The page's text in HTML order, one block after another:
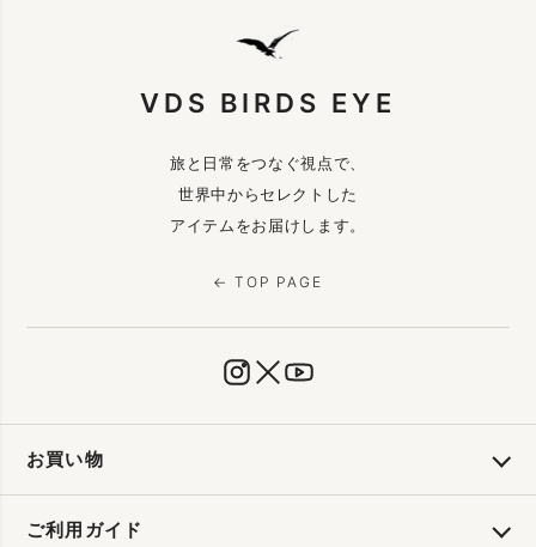
VDS BIRDS EYE
旅と日常をつなぐ視点で、
世界中からセレクトした
アイテムをお届けします。
← TOP PAGE
お買い物
ご利用ガイド